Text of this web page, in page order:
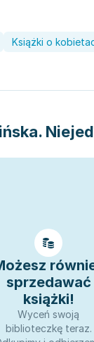
Książki o
sprzedawać
książki!
Wyceń swoją
biblioteczkę teraz.